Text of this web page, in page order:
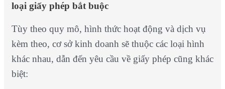
loại giấy phép bắt buộc
Tùy theo quy mô, hình thức hoạt động và dịch vụ
kèm theo, cơ sở kinh doanh sẽ thuộc các loại hình
khác nhau, dẫn đến yêu cầu về giấy phép cũng khác
biệt: